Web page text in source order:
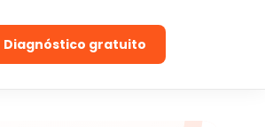
Diagnóstico gratuito